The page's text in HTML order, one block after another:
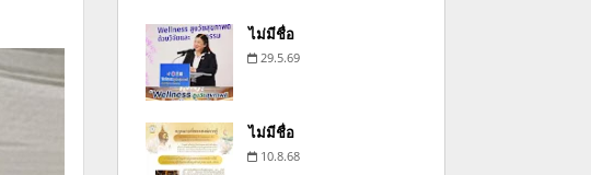
ไม่มีชื่อ
29.5.69
ไม่มีชื่อ
10.8.68